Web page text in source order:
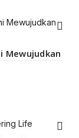
Mewujudkan